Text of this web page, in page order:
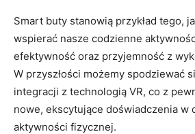
Smart buty stanowią przykład tego,
wspierać nasze codzienne
efektywność oraz przyjemność z
W przyszłości możemy spodziewać
integracji z technologią VR, co z
nowe, ekscytujące doświadczenia w
aktywności fizycznej.